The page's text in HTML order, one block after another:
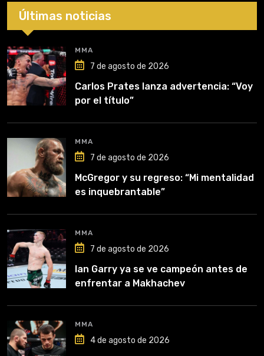
Últimas noticias
MMA
7 de agosto de 2026
Carlos Prates lanza advertencia: “Voy
por el título”
MMA
7 de agosto de 2026
McGregor y su regreso: “Mi mentalidad
es inquebrantable”
MMA
7 de agosto de 2026
Ian Garry ya se ve campeón antes de
enfrentar a Makhachev
MMA
4 de agosto de 2026